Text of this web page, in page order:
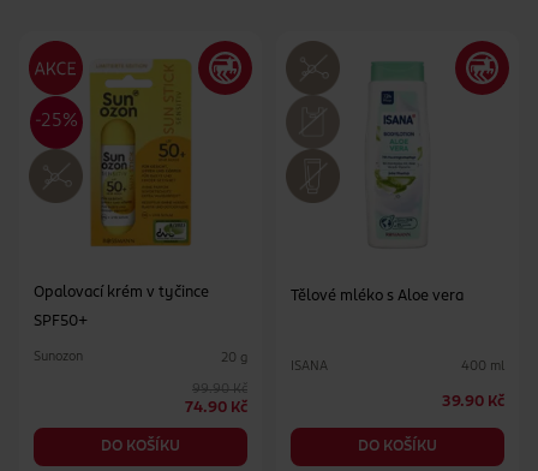
Opalovací krém v tyčince
SPF50+
Sunozon 20 g
99.90 Kč
74.90 Kč
DO KOŠÍKU
Tělové mléko s Aloe vera
ISANA 400 ml
39.90 Kč
DO KOŠÍKU